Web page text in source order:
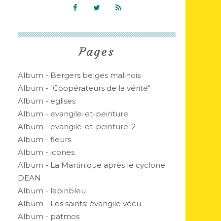
Pages
Album - Bergers belges malinois
Album - "Coopérateurs de la vérité"
Album - eglises
Album - evangile-et-peinture
Album - evangile-et-peinture-2
Album - fleurs
Album - icones
Album - La Martinique après le cyclone
DEAN
Album - lapinbleu
Album - Les saints: évangile vécu
Album - patmos